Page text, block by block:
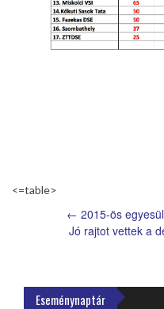
<=table>
← 2015-ös
Jó rajtot vettek a
Eseménynaptár